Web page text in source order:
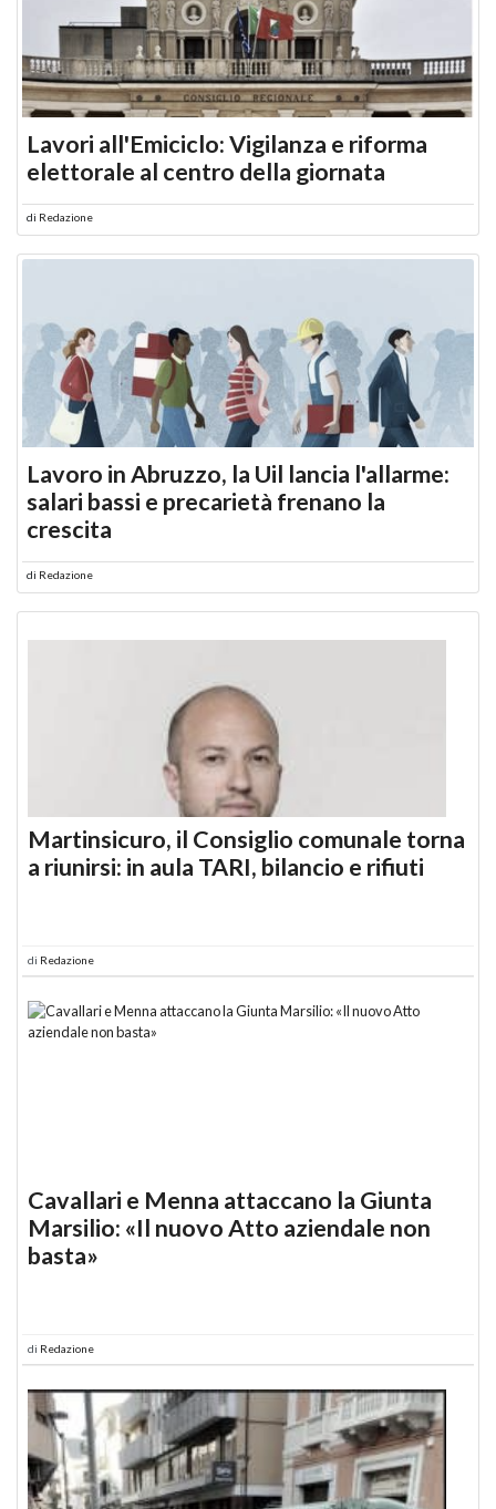
Lavori all'Emiciclo: Vigilanza e riforma
elettorale al centro della giornata
di Redazione
Lavoro in Abruzzo, la Uil lancia l'allarme:
salari bassi e precarietà frenano la
crescita
di Redazione
Martinsicuro, il Consiglio comunale torna
a riunirsi: in aula TARI, bilancio e rifiuti
di Redazione
Cavallari e Menna attaccano la Giunta
Marsilio: «Il nuovo Atto aziendale non
basta»
di Redazione